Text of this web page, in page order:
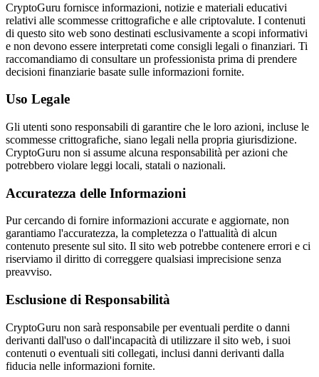
CryptoGuru fornisce informazioni, notizie e materiali educativi
relativi alle scommesse crittografiche e alle criptovalute. I contenuti
di questo sito web sono destinati esclusivamente a scopi informativi
e non devono essere interpretati come consigli legali o finanziari. Ti
raccomandiamo di consultare un professionista prima di prendere
decisioni finanziarie basate sulle informazioni fornite.
Uso Legale
Gli utenti sono responsabili di garantire che le loro azioni, incluse le
scommesse crittografiche, siano legali nella propria giurisdizione.
CryptoGuru non si assume alcuna responsabilità per azioni che
potrebbero violare leggi locali, statali o nazionali.
Accuratezza delle Informazioni
Pur cercando di fornire informazioni accurate e aggiornate, non
garantiamo l'accuratezza, la completezza o l'attualità di alcun
contenuto presente sul sito. Il sito web potrebbe contenere errori e ci
riserviamo il diritto di correggere qualsiasi imprecisione senza
preavviso.
Esclusione di Responsabilità
CryptoGuru non sarà responsabile per eventuali perdite o danni
derivanti dall'uso o dall'incapacità di utilizzare il sito web, i suoi
contenuti o eventuali siti collegati, inclusi danni derivanti dalla
fiducia nelle informazioni fornite.